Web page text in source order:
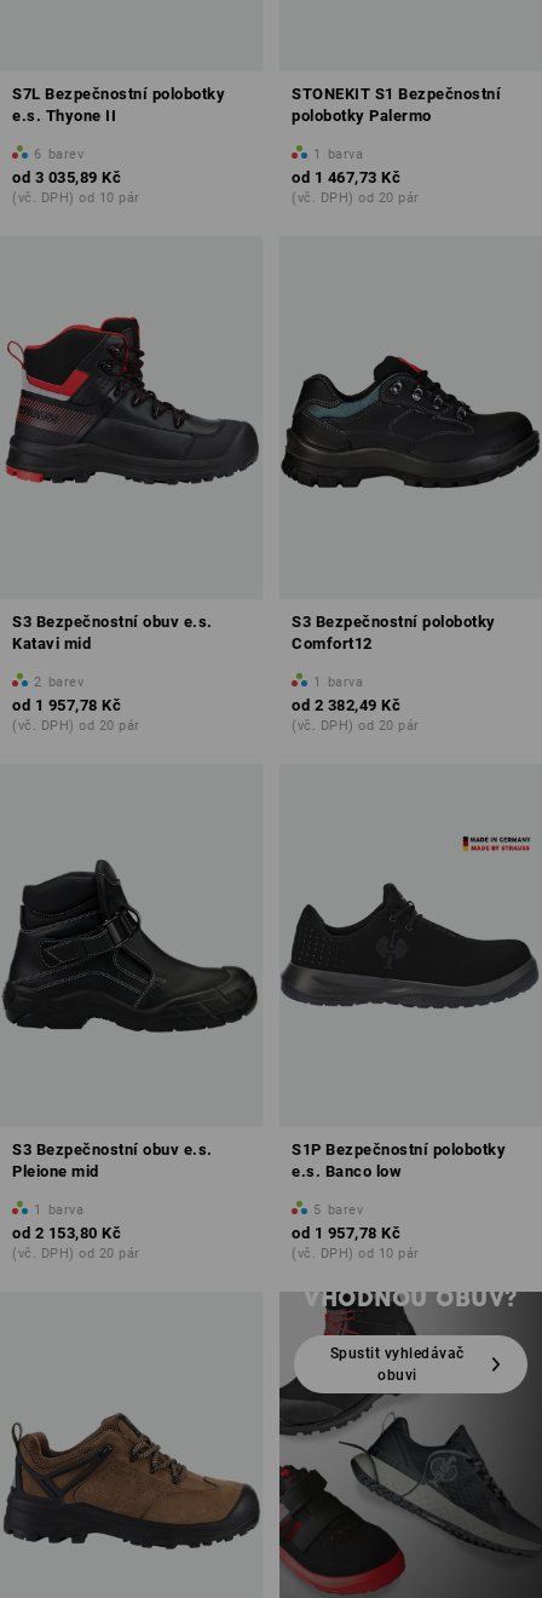
S7L Bezpečnostní polobotky
e.s. Thyone II
6 barev
od 3 035,89 Kč
(vč. DPH) od 10 pár
STONEKIT S1 Bezpečnostní
polobotky Palermo
1 barva
od 1 467,73 Kč
(vč. DPH) od 20 pár
S3 Bezpečnostní obuv e.s.
Katavi mid
2 barev
od 1 957,78 Kč
(vč. DPH) od 20 pár
S3 Bezpečnostní polobotky
Comfort12
1 barva
od 2 382,49 Kč
(vč. DPH) od 20 pár
S3 Bezpečnostní obuv e.s.
Pleione mid
1 barva
od 2 153,80 Kč
(vč. DPH) od 20 pár
S1P Bezpečnostní polobotky
e.s. Banco low
5 barev
od 1 957,78 Kč
(vč. DPH) od 10 pár
JEŠTĚ JSTE
NENAŠLI
VHODNOU OBUV?
Spustit vyhledávač
obuvi